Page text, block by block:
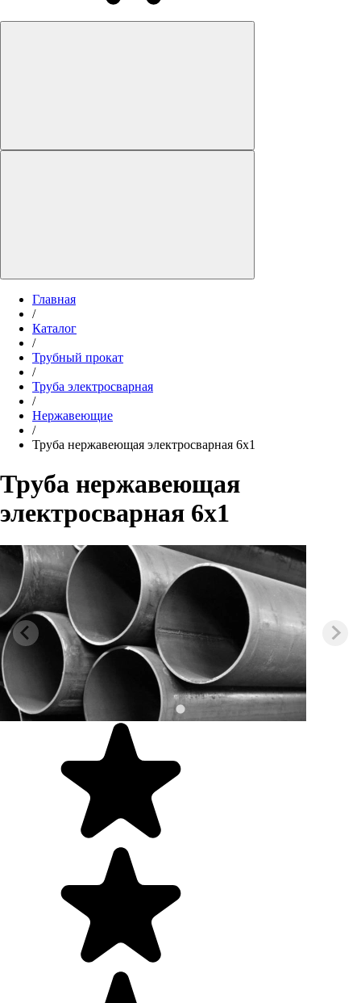
Главная
/
Каталог
/
Трубный прокат
/
Труба электросварная
/
Нержавеющие
/
Труба нержавеющая электросварная 6х1
Труба нержавеющая
электросварная 6х1